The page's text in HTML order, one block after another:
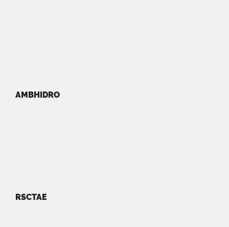
AMBHIDRO
RSCTAE